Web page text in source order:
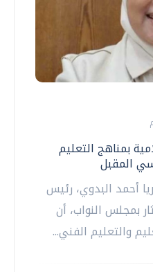
بمناهج التعليم
المقبل
أحمد البدوي، رئيس
بمجلس النواب، أن
والتعليم الفني...